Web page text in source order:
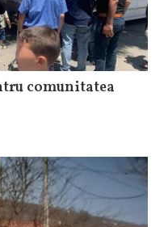
comunitatea